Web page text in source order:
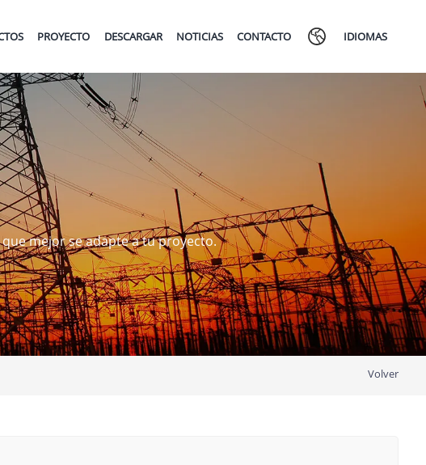
PROYECTO DESCARGAR NOTICIAS CONTACTO IDIOMAS
mejor se adapte a tu proyecto.
Volver